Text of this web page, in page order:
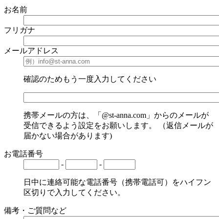
お名前
フリガナ
メールアドレス
確認のためもう一度入力してください
携帯メールの方は、「@st-anna.com」からのメールが
受信できるよう設定をお願いします。 （返信メールが
届かない場合があります)
お電話番号
-
-
日中に連絡可能な電話番号（携帯電話可）をハイフン
区切りで入力してください。
備考・ご質問など